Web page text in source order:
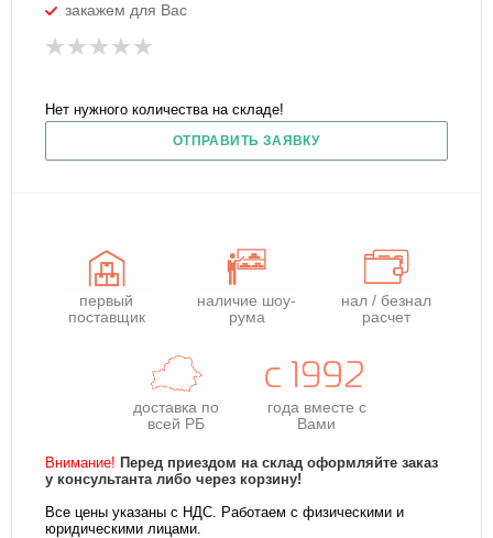
закажем для Вас
Нет нужного количества на складе!
ОТПРАВИТЬ ЗАЯВКУ
первый
поставщик
наличие шоу-
рума
нал / безнал
расчет
доставка по
всей РБ
года вместе с
Вами
Внимание! Перед приездом на склад оформляйте заказ
у консультанта либо через корзину!
Все цены указаны с НДС. Работаем с физическими и
юридическими лицами.